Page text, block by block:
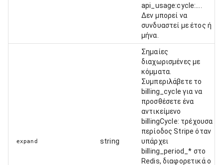
api_usage:cycle:….
Δεν μπορεί να
συνδυαστεί με έτος ή
μήνα.
expand string
Σημαίες
διαχωρισμένες με
κόμματα.
Συμπεριλάβετε το
billing_cycle για να
προσθέσετε ένα
αντικείμενο
billingCycle: τρέχουσα
περίοδος Stripe όταν
υπάρχει
billing_period_* στο
Redis, διαφορετικά ο